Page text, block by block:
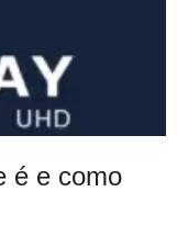
é e como